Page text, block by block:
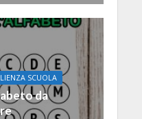
SCUOLA
da